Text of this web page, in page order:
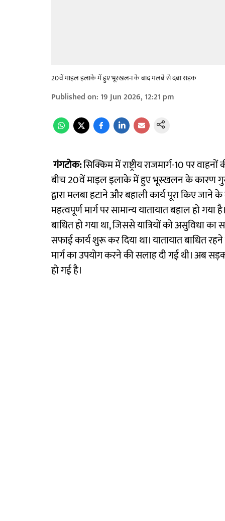
20वें माइल इलाके में हुए भूस्खलन के बाद मलबे से दबा सड़क
Published on: 19 Jun 2026, 12:21 pm
गंगटोक:सिक्किम में राष्ट्रीय राजमार्ग-10 पर
बीच 20वें माइल इलाके में हुए भूस्खलन के कारण
द्वारा मलबा हटाने और बहाली कार्य पूरा किए
महत्वपूर्ण मार्ग पर सामान्य यातायात बहाल हो
बाधित हो गया था, जिससे यात्रियों को असुविधा
सफाई कार्य शुरू कर दिया था। यातायात बाधित
मार्ग का उपयोग करने की सलाह दी गई थी। अब
हो गई है।